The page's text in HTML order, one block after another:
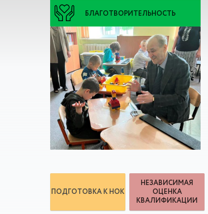
БЛАГОТВОРИТЕЛЬНОСТЬ
ПОДГОТОВКА К НОК
НЕЗАВИСИМАЯ
ОЦЕНКА
КВАЛИФИКАЦИИ